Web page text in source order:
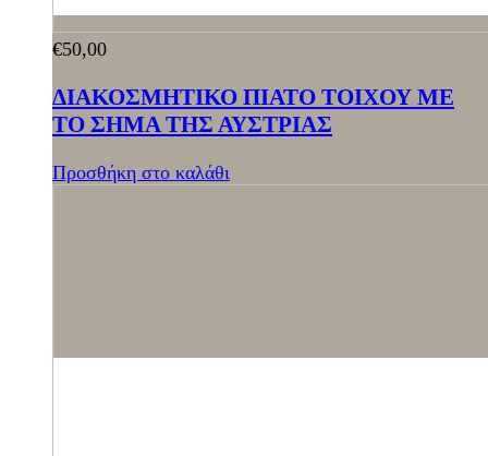
€50,00
ΔΙΑΚΟΣΜΗΤΙΚΟ ΠΙΑΤΟ ΤΟΙΧΟΥ ΜΕ
ΤΟ ΣΗΜΑ ΤΗΣ ΑΥΣΤΡΙΑΣ
Προσθήκη στο καλάθι